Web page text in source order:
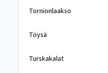
Tornionlaakso
Töysä
Turskakalat